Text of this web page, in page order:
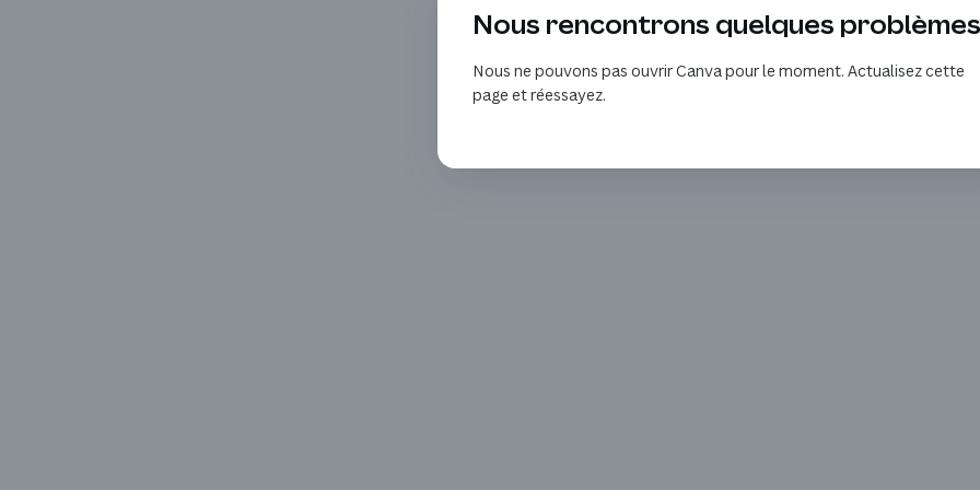
Nous rencontrons quelques problèmes
Nous ne pouvons pas ouvrir Canva pour le moment. Actualisez cette
page et réessayez.